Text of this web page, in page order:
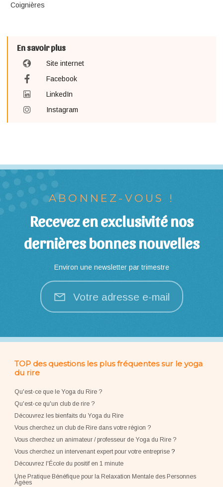
Coignières
En savoir plus
Site internet
Facebook
LinkedIn
Instagram
ABONNEZ-VOUS !
Recevez en exclusivité nos
dernières bonnes nouvelles
Environ une newsletter par trimestre
Votre adresse e-mail
TOP des questions les plus fréquentes sur le yoga
du rire
Qu'est-ce que le Yoga du Rire ?
Qu'est-ce qu'un club de rire ?
Découvrez les bienfaits du Yoga du Rire
Vous cherchez un club de Rire dans votre région ?
Vous cherchez un animateur / professeur de Yoga du Rire ?
Vous cherchez un intervenant expert pour votre entreprise?
Découvrez l'École du positif en 1 minute
Une Pratique Bénéfique pour la Relaxation Mentale des Personnes
Âgées